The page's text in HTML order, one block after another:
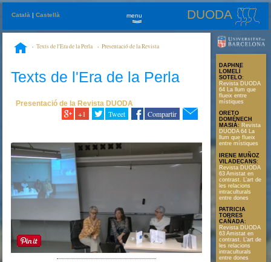
Català |Castellà DUODA
menu
»
Texts de l'Era de la Perla
Presentació de la Revista
Texts de l'Era de la Perla
Presentació de la Revista DUODA
+1 Tweet Compartir
DAPHNE
LOMELÍ
SOTELO:
Revista DUODA
64 La llum que
flueix entre
místiques
ORETO
DOMÉNECH
MASIÀ: Revista
DUODA 64 La
llum que flueix
entre místiques
IRENE MUÑOZ
VILADECANS:
Revista DUODA
63 Amistat en
contrast. L’art de
les relacions
intraculturals
entre dones
PATRICIA
TORRES
CAÑADA:
Revista DUODA
63 Amistat en
contrast. L’art de
les relacions
intraculturals
entre dones